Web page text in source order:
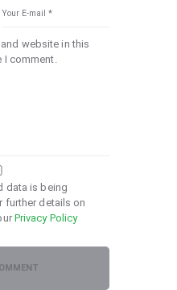
website in this
comment.
data is being
further details on
Privacy Policy